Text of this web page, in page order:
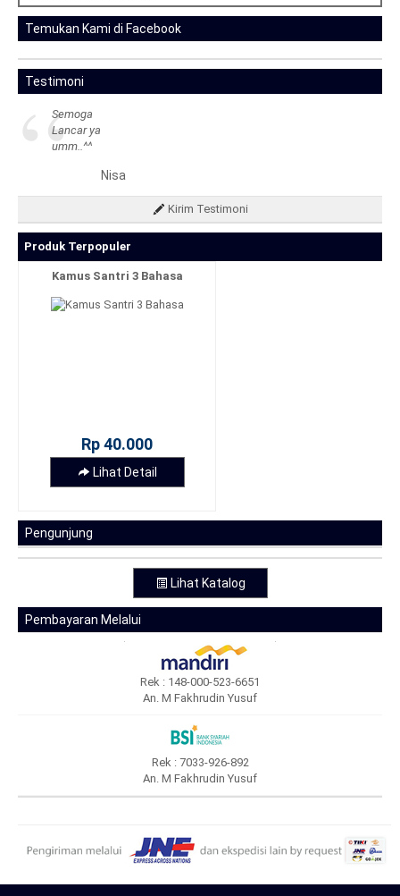
Temukan Kami di Facebook
Testimoni
“Semoga
Lancar ya
umm..^^
Nisa
Kirim Testimoni
Produk Terpopuler
Kamus Santri 3 Bahasa
Rp 40.000
Lihat Detail
Pengunjung
Lihat Katalog
Pembayaran Melalui
Rek : 148-000-523-6651
An. M Fakhrudin Yusuf
Rek : 7033-926-892
An. M Fakhrudin Yusuf